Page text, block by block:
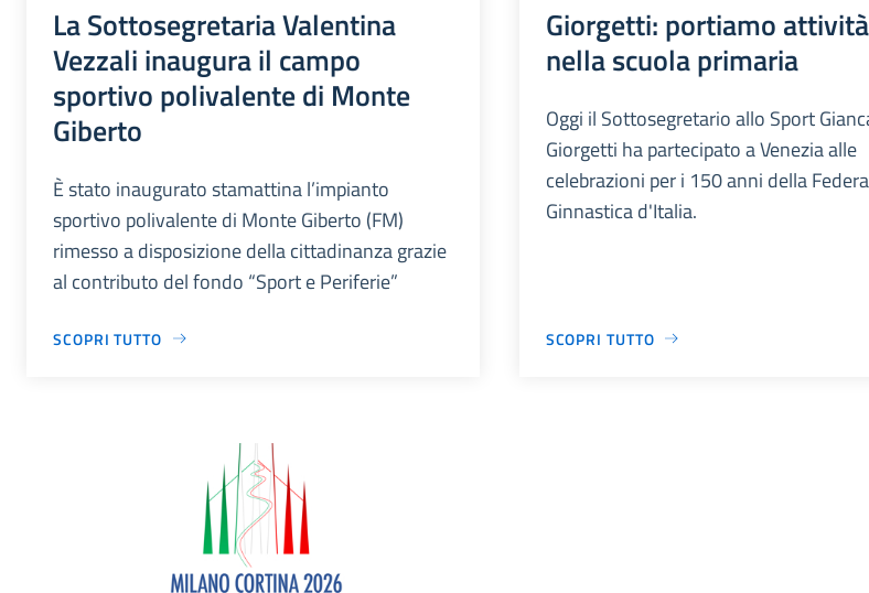
La Sottosegretaria Valentina
Vezzali inaugura il campo
sportivo polivalente di Monte
Giberto
È stato inaugurato stamattina l’impianto
sportivo polivalente di Monte Giberto (FM)
rimesso a disposizione della cittadinanza grazie
al contributo del fondo “Sport e Periferie”
SCOPRI TUTTO
Giorgetti: portiamo
nella scuola primaria
Oggi il Sottosegretario allo Sport
Giorgetti ha partecipato a Venezia alle
celebrazioni per i 150 anni della
Ginnastica d'Italia.
SCOPRI TUTTO